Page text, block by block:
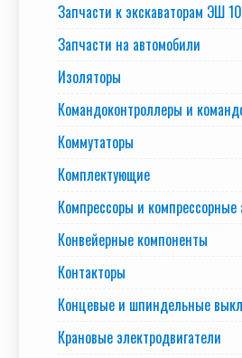
Запчасти к экскаваторам ЭШ
Запчасти на автомобили
Изоляторы
Командоконтроллеры и
Коммутаторы
Комплектующие
Компрессоры и компрессорные
Конвейерные компоненты
Контакторы
Концевые и шпиндельные
Крановые электродвигатели